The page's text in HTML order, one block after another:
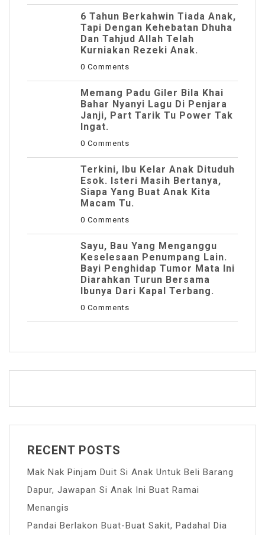
6 Tahun Berkahwin Tiada Anak,
Tapi Dengan Kehebatan Dhuha
Dan Tahjud Allah Telah
Kurniakan Rezeki Anak.
0 Comments
Memang Padu Giler Bila Khai
Bahar Nyanyi Lagu Di Penjara
Janji, Part Tarik Tu Power Tak
Ingat.
0 Comments
Terkini, Ibu Kelar Anak Dituduh
Esok. Isteri Masih Bertanya,
Siapa Yang Buat Anak Kita
Macam Tu.
0 Comments
Sayu, Bau Yang Menganggu
Keselesaan Penumpang Lain.
Bayi Penghidap Tumor Mata Ini
Diarahkan Turun Bersama
Ibunya Dari Kapal Terbang.
0 Comments
RECENT POSTS
Mak Nak Pinjam Duit Si Anak Untuk Beli Barang
Dapur, Jawapan Si Anak Ini Buat Ramai
Menangis
Pandai Berlakon Buat-Buat Sakit, Padahal Dia